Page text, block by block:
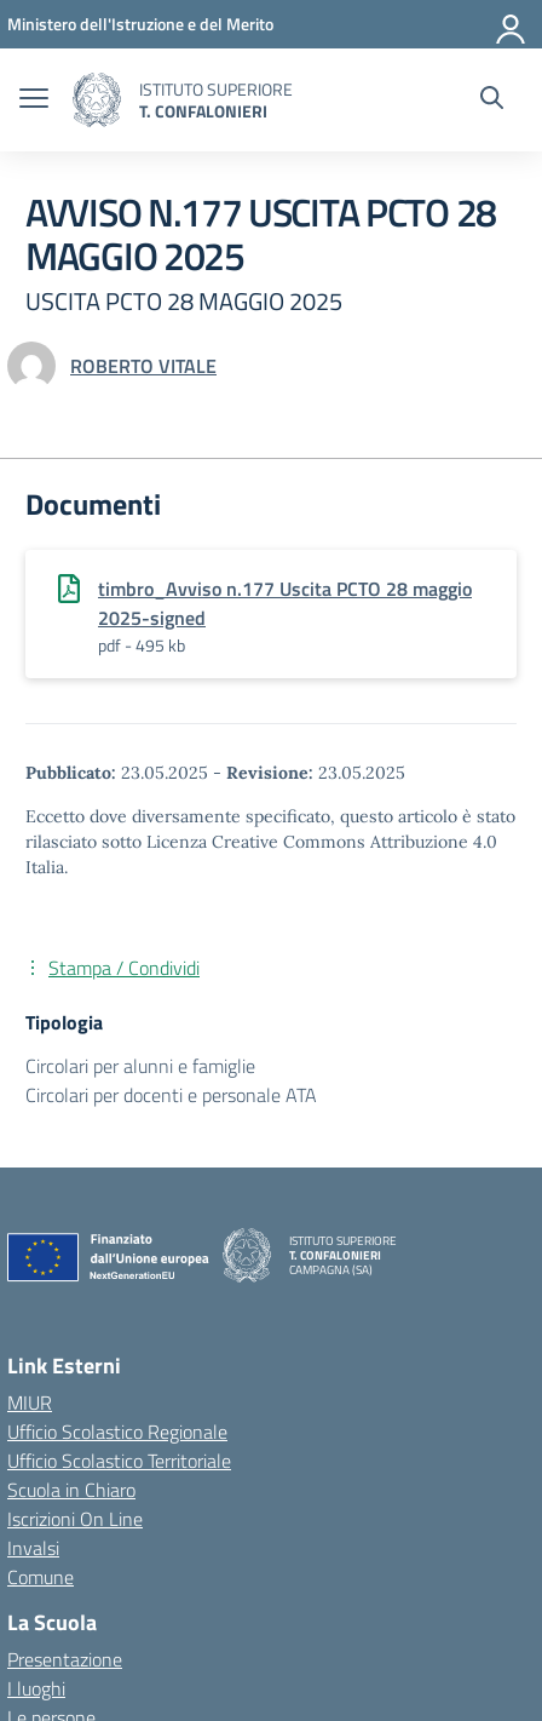
Vai ai contenuti
Vai al menu di navigazione
Vai al footer
Ministero dell'Istruzione e del Merito
ISTITUTO SUPERIORE
T. CONFALONIERI
AVVISO N.177 USCITA PCTO 28
MAGGIO 2025
USCITA PCTO 28 MAGGIO 2025
ROBERTO VITALE
Documenti
timbro_Avviso n.177 Uscita PCTO 28 maggio
2025-signed
pdf - 495 kb
Pubblicato: 23.05.2025 - Revisione: 23.05.2025
Eccetto dove diversamente specificato, questo articolo è stato
rilasciato sotto Licenza Creative Commons Attribuzione 4.0
Italia.
Stampa / Condividi
Tipologia
Circolari per alunni e famiglie
Circolari per docenti e personale ATA
ISTITUTO SUPERIORE
T. CONFALONIERI
CAMPAGNA (SA)
Link Esterni
MIUR
Ufficio Scolastico Regionale
Ufficio Scolastico Territoriale
Scuola in Chiaro
Iscrizioni On Line
Invalsi
Comune
La Scuola
Presentazione
I luoghi